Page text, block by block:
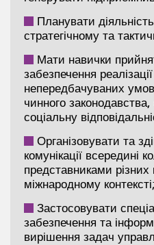
Планувати діяльність
стратегічному та
Мати навички
забезпечення
непередбачуваних
чинного законодавства,
соціальну
Організовувати та
комунікації всередині
представниками
міжнародному контексті;
Застосовувати
забезпечення та
вирішення задач